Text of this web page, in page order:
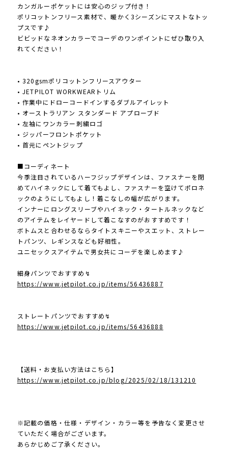
カンガルーポケットには安心のジップ付き！
ポリコットンフリース素材で、暖かく3シーズンにマストなトッ
プスです♪
ビビッドなネオンカラーでコーデのワンポイントにぜひ取り入
れてください！
• 320gsmポリコットンフリースアウター
• JETPILOT WORKWEARトリム
• 作業中にドローコードインするダブルアイレット
• オーストラリアン スタンダード アプローブド
• 左袖にワンカラー刺繍ロゴ
• ジッパーフロントポケット
• 首元にペントジップ
■コーディネート
今季注目されているハーフジップデザインは、ファスナーを閉
めてハイネックにして着てもよし、ファスナーを空けてポロネ
ックのようにしてもよし！着こなしの幅が広がります。
インナーにロングスリーブやハイネック・タートルネックなど
のアイテムをレイヤードして着こなすのがおすすめです！
ボトムスと合わせるならタイトスキニーやスエット、ストレー
トパンツ、レギンスなども好相性。
ユニセックスアイテムで男女共にコーデを楽しめます♪
細身パンツでおすすめ↯
https://www.jetpilot.co.jp/items/56436887
ストレートパンツでおすすめ↯
https://www.jetpilot.co.jp/items/56436888
【送料・お支払い方法はこちら】
https://www.jetpilot.co.jp/blog/2025/02/18/131210
※記載の価格・仕様・デザイン・カラー等を予告なく変更させ
ていただく場合がございます。
あらかじめご了承ください。